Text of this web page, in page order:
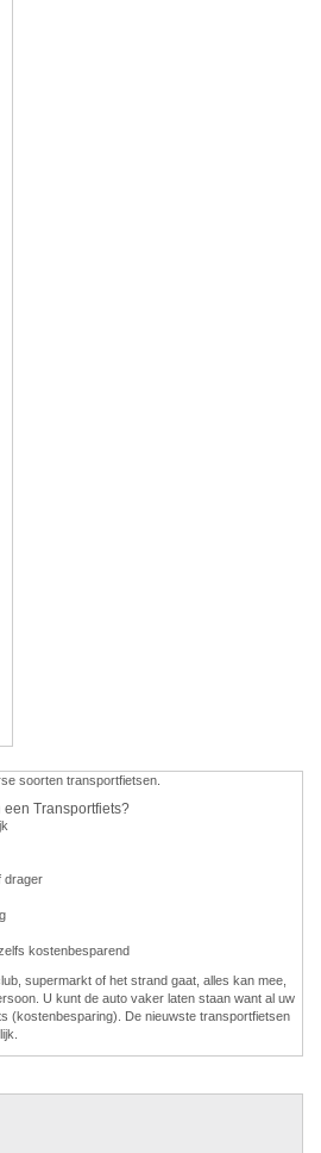
soorten transportfietsen.
Transportfiets?
drager
kostenbesparend
supermarkt of het strand gaat, alles kan mee,
U kunt de auto vaker laten staan want al uw
(kostenbesparing). De nieuwste transportfietsen